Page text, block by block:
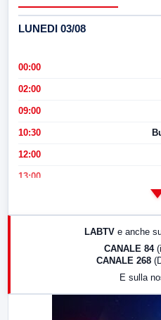
LUNEDI 03/08
00:00
02:00
09:00
10:30
12:00
13:00
17:00
LABTV e anche
CANALE 84
CANALE 268
E sulla